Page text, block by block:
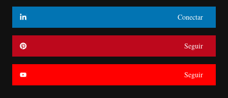
Conectar
Seguir
Seguir